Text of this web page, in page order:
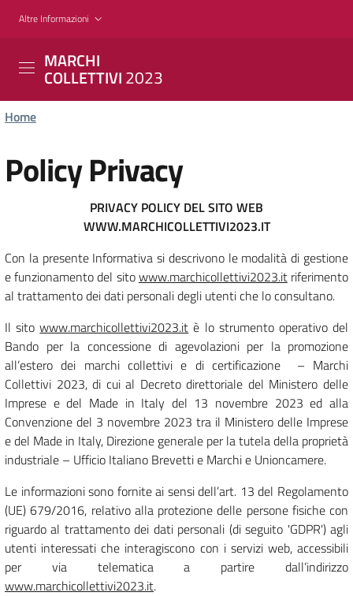
principale
Altre Informazioni
MARCHI
COLLETTIVI2023
Home
Policy Privacy
PRIVACY POLICY DEL SITO WEB
WWW.MARCHICOLLETTIVI2023.IT
Con la presente Informativa si descrivono le modalità di gestione
e funzionamento del sitowww.marchicollettivi2023.itriferimento
al trattamento dei dati personali degli utenti che lo consultano.
Il sitowww.marchicollettivi2023.it è lo strumento operativo del
Bando per la concessione di agevolazioni per la promozione
all’estero dei marchi collettivi e di certificazione – Marchi
Collettivi 2023, di cui al Decreto direttoriale del Ministero delle
Imprese e del Made in Italy del 13 novembre 2023 ed alla
Convenzione del 3 novembre 2023 tra il Ministero delle Imprese
e del Made in Italy, Direzione generale per la tutela della proprietà
industriale – Ufficio Italiano Brevetti e Marchi e Unioncamere.
Le informazioni sono fornite ai sensi dell’art. 13 del Regolamento
(UE) 679/2016, relativo alla protezione delle persone fisiche con
riguardo al trattamento dei dati personali (di seguito 'GDPR') agli
utenti interessati che interagiscono con i servizi web, accessibili
per via telematica a partire dall’indirizzo
www.marchicollettivi2023.it.